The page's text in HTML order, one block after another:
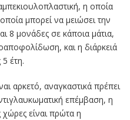
η οποία
μπορεί να μειώσει την
8 μονάδες σε κάποια μάτια,
και η διάρκειά
έτη.
αρκετό, αναγκαστικά πρέπει
επέμβαση, η
χώρες είναι πρώτα η